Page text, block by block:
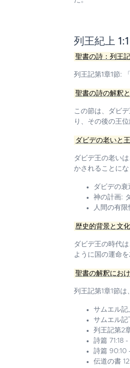
列王紀上
聖書の詩：列王
列王記第1章1節:
聖書の詩の解釈
この節は、ダビ
り、その後の王
ダビデの老いと
ダビデ王の老い
かされることに
ダビデの衰
神の計画:
人間の有限
歴史的背景と文
ダビデ王の時代
ように国の運命
聖書の解釈にお
列王記第1章1節
サムエル記
サムエル記
列王記第2
詩篇 71:18
詩篇 90:10
伝道の書